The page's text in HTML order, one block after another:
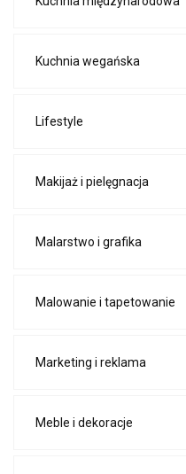
Kuchnia wegańska
Lifestyle
Makijaż i pielęgnacja
Malarstwo i grafika
Malowanie i tapetowanie
Marketing i reklama
Meble i dekoracje